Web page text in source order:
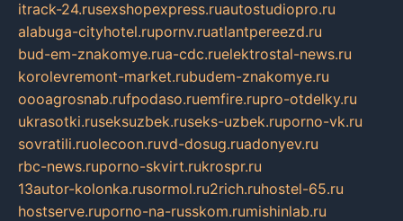
itrack-24.rusexshopexpress.ruautostudiopro.ru
alabuga-cityhotel.rupornv.ruatlantpereezd.ru
bud-em-znakomye.rua-cdc.ruelektrostal-news.ru
korolevremont-market.rubudem-znakomye.ru
oooagrosnab.rufpodaso.ruemfire.rupro-otdelky.ru
ukrasotki.ruseksuzbek.ruseks-uzbek.ruporno-vk.ru
sovratili.ruolecoon.ruvd-dosug.ruadonyev.ru
rbc-news.ruporno-skvirt.rukrospr.ru
13autor-kolonka.rusormol.ru2rich.ruhostel-65.ru
hostserve.ruporno-na-russkom.rumishinlab.ru